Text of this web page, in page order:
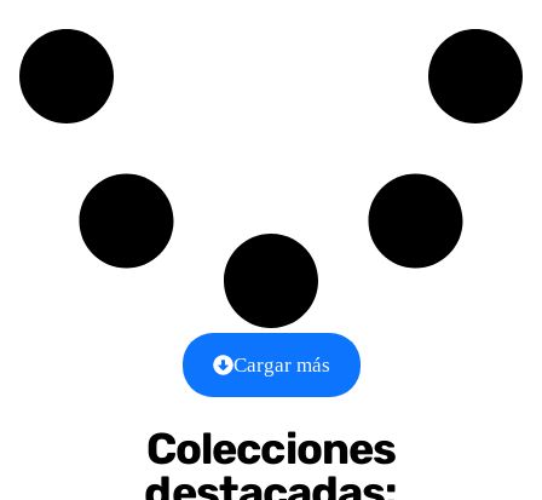
Cargar más
Colecciones